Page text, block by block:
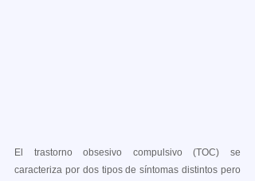
El trastorno obsesivo compulsivo (TOC) se
caracteriza por dos tipos de síntomas distintos pero